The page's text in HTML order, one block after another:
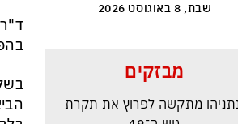
שבת, 8 באוגוסט 2026
מבזקים
איזנקוט מתבסס במקום הראשון –
ונתניהו מתקשה לפרוץ את תקרת
גוש ה־49